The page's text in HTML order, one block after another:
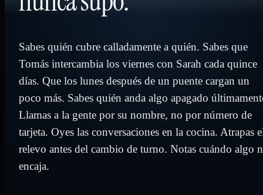
Sabes quién cubre calladamente a quién. Sabes que
Tomás intercambia los viernes con Sarah cada quince
días. Que los lunes después de un puente cargan un
poco más. Sabes quién anda algo apagado
Llamas a la gente por su nombre, no por número de
tarjeta. Oyes las conversaciones en la cocina. Atrapas
relevo antes del cambio de turno. Notas cuándo algo
encaja.